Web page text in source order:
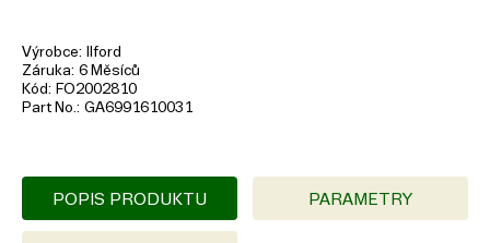
Výrobce
Ilford
Záruka 6 Měsíců
Kód
FO2002810
Part No. GA6991610031
POPIS PRODUKTU PARAMETRY